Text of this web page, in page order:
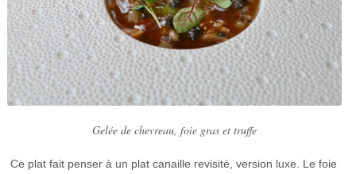
Gelée de chevreau, foie gras et truffe
Ce plat fait penser à un plat canaille revisité, version luxe. Le foie